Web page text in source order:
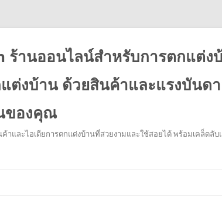
านออนไลน์สำหรับการตกแต่ง
ต่งบ้าน ด้วยสินค้าและแรงบันด
ของคุณ
ละไอเดียการตกแต่งบ้านที่สวยงามและใช้สอยได้ พร้อมเคล็ดลับ